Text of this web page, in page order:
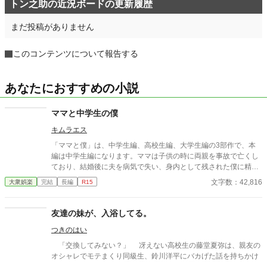
トン之助の近況ボードの更新履歴
まだ投稿がありません
このコンテンツについて報告する
あなたにおすすめの小説
ママと中学生の僕
キムラエス
「ママと僕」は、中学生編、高校生編、大学生編の3部作で、本
編は中学生編になります。ママは子供の時に両親を事故で亡くし
ており、結婚後に夫を病気で失い、身内として残された僕に精神
的に依存をするようになる。幼少期の「僕」はそのママの依存が
嬉しく、素敵なママに甘える閉鎖的な生活を当たり前のことと考
マとの日常の中で処理すべきものと疑わず、ママも戸惑いながら
なからず社会規範に反していることは理解しているが、ママとの
甘美な繋がりは解消できずに戸惑いながらも続く「ママと中学生
の僕」の営みを描いてみました。
大衆娯楽 完結 長編 R15 文字数：42,816
友達の妹が、入浴してる。
つきのはい
「交換してみない？」 冴えない高校生の藤堂夏弥は、親友の
オシャレでモテまくり同級生、鈴川洋平にバカげた話を持ちかけ